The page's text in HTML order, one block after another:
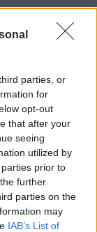
parties, or
for
opt-out
that after your
seeing
utilized by
prior to
further
parties on the
may
IAB’s List of
para el